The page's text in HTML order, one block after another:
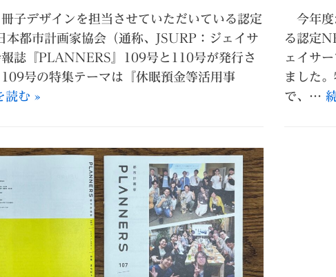
子デザインを担当させていただいている認定
本都市計画家協会（通称、JSURP：ジェイサ
報誌『PLANNERS』109号と110号が発行さ
号の特集テーマは『休眠預金等活用事
読む »
今年度
る認定
ェイサ
ました
で、…